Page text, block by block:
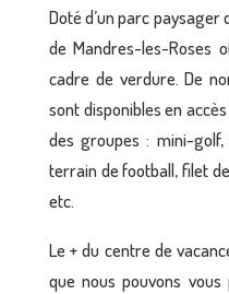
Doté d’un parc
de Mandres-les-Roses
cadre de verdure. De
sont disponibles en
des groupes : mini-
terrain de football, filet
etc.
Le + du centre de
que nous pouvons